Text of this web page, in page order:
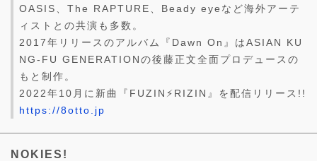
OASIS、The RAPTURE、Beady eyeなど海外アーテ
ィストとの共演も多数。
2017年リリースのアルバム『Dawn On』はASIAN KU
NG-FU GENERATIONの後藤正文全面プロデュースの
もと制作。
2022年10月に新曲『FUZIN⚡️RIZIN』を配信リリース!!
https://8otto.jp
NOKIES!